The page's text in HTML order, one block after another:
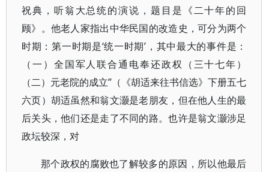
祝典，听翁大总统的演说，题目是《二十年的回
顾》。他老人家指出中华民国的改造史，可分为两个
时期：第一时期是‘统一时期’，其中最大的事件是：
（一）全国军人联合通电奉还政权（三十七年）
（二）元老院的成立”（《胡适来往书信选》下册五七
六页）胡适虽然和翁文灏是老朋友，但在他人生的最
后关头，他们还是走了不同的路。也许是翁文灏涉足
政坛较深，对
那个政权的腐败也了解较多的原因，所以他最后